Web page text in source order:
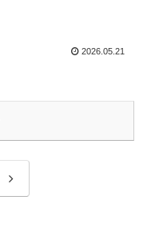
2026.05.21
次